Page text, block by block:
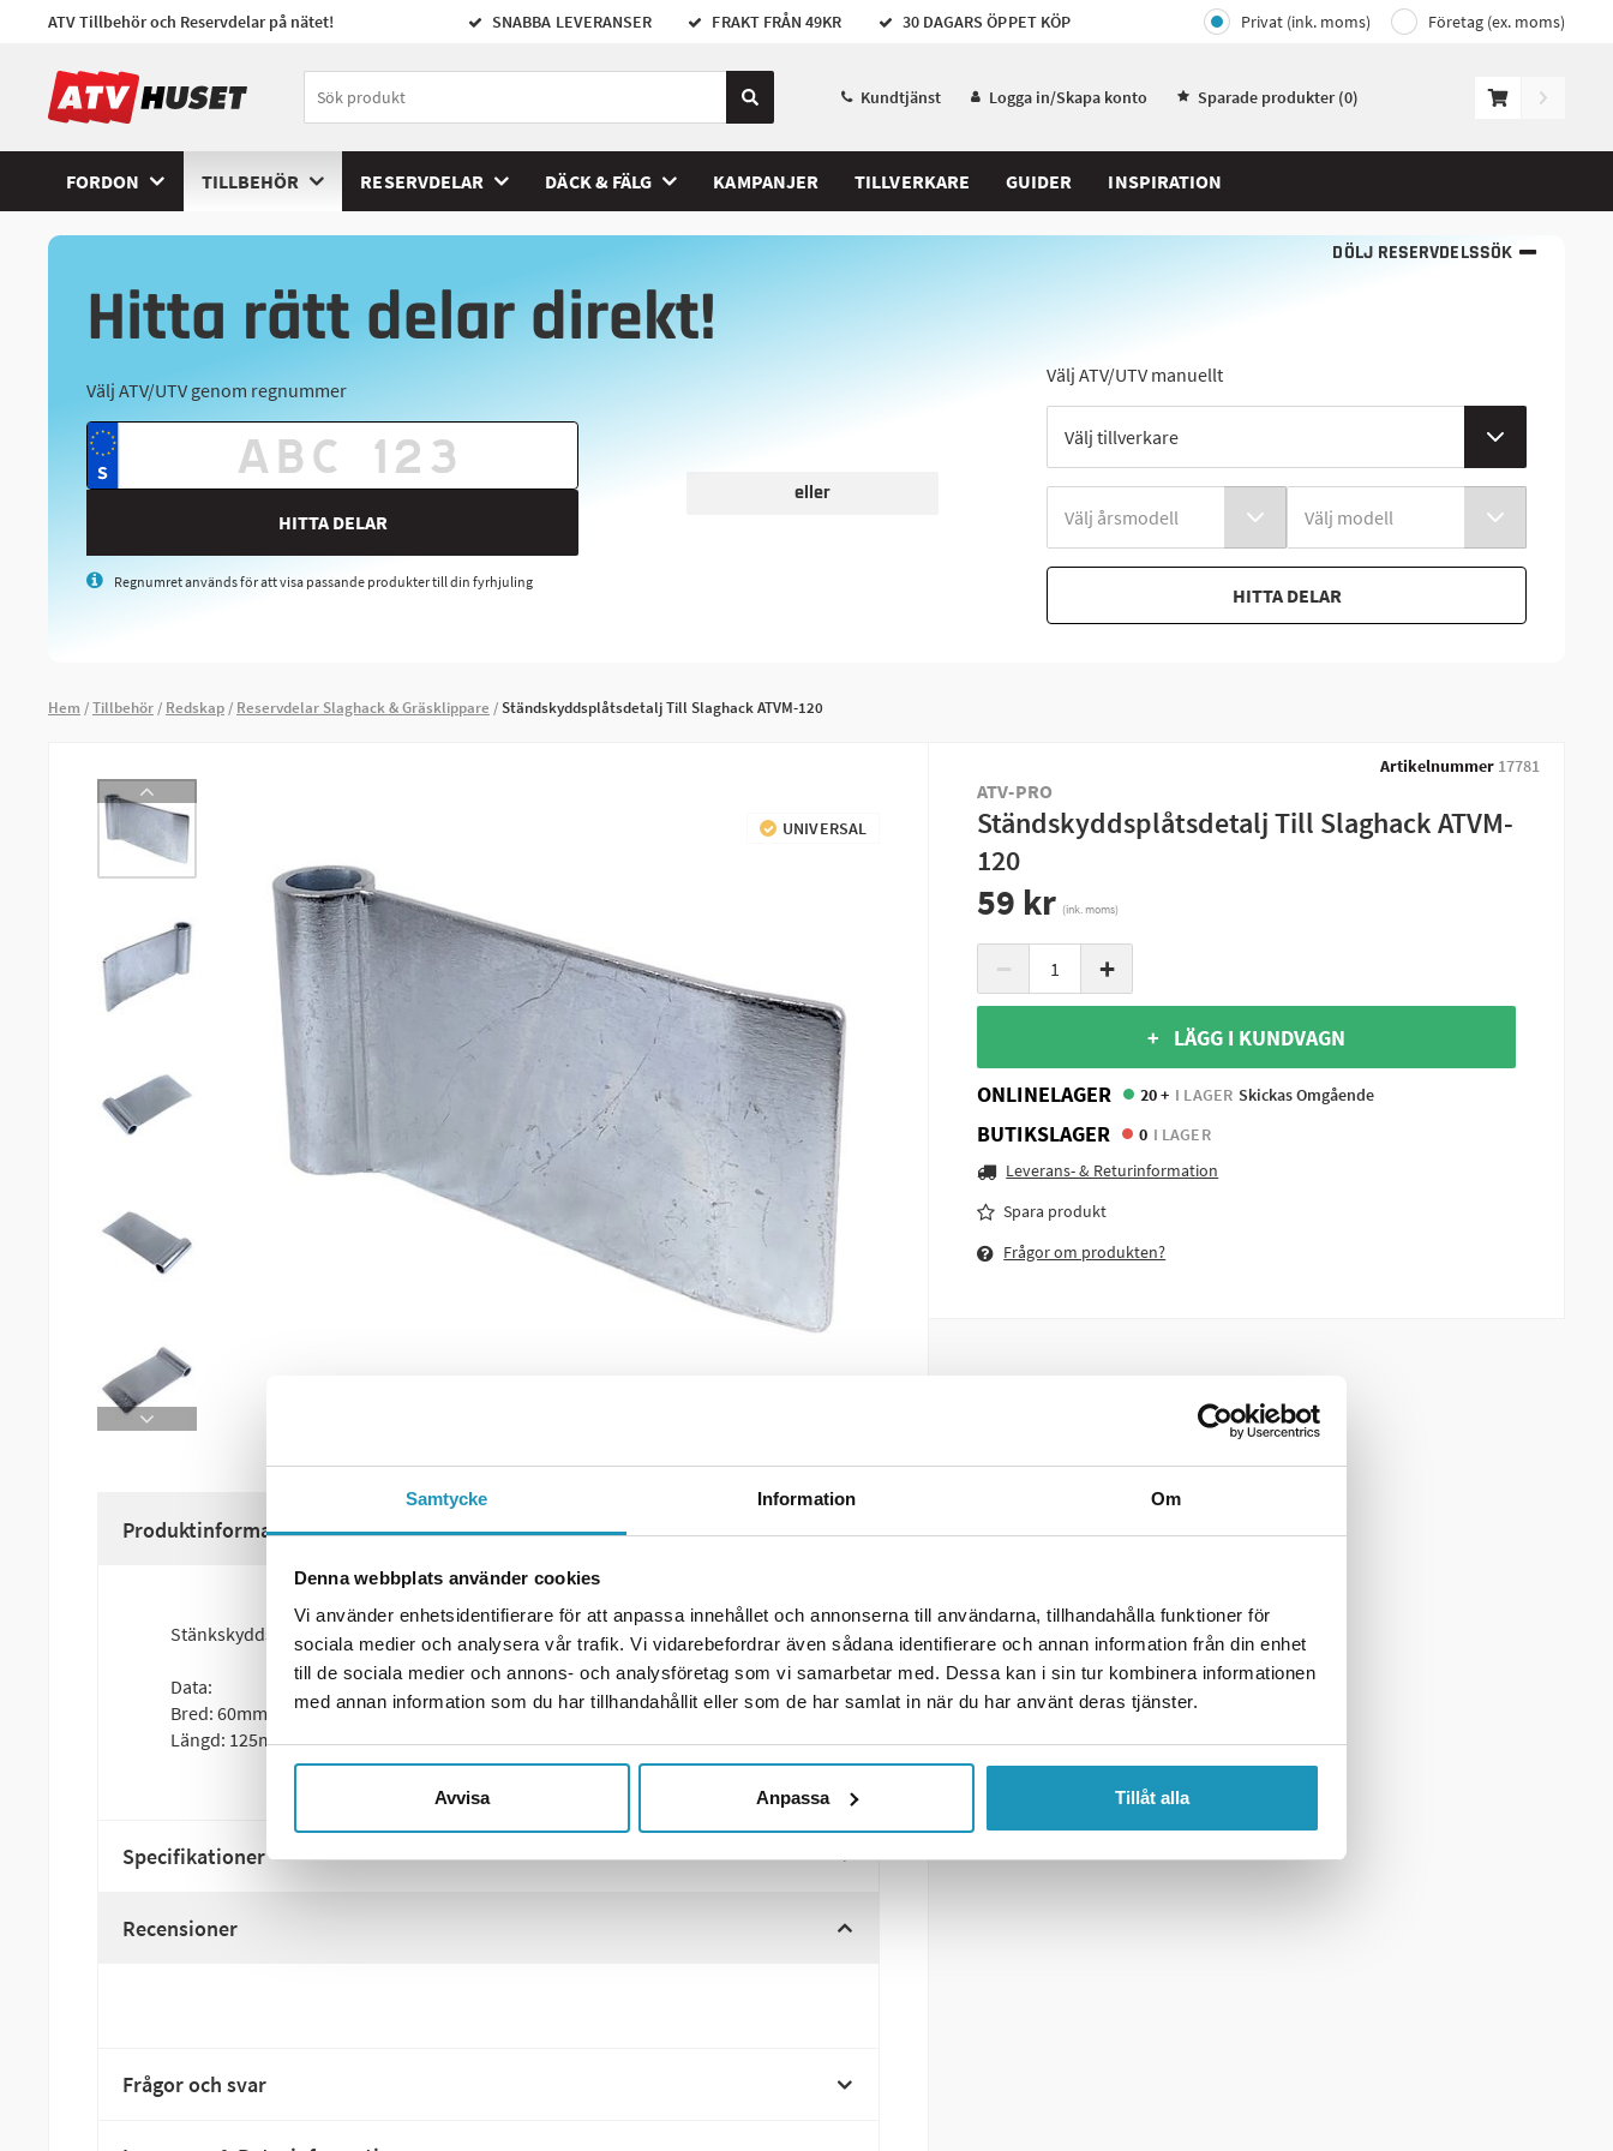
Samtycke Information Om
Denna webbplats använder cookies
Vi använder enhetsidentifierare för att anpassa innehållet och annonserna till användarna, tillhandahålla funktioner för
sociala medier och analysera vår trafik. Vi vidarebefordrar även sådana identifierare och annan information från din enhet
till de sociala medier och annons- och analysföretag som vi samarbetar med. Dessa kan i sin tur kombinera informationen
med annan information som du har tillhandahållit eller som de har samlat in när du har använt deras tjänster.
Avvisa Anpassa Tillåt alla
ATV Tillbehör och Reservdelar på nätet! SNABBA LEVERANSER FRAKT FRÅN 49KR 30 DAGARS ÖPPET KÖP Privat (ink. moms) Företag (ex. moms)
Kundtjänst Logga in/Skapa konto Sparade produkter (0)
FORDON TILLBEHÖR RESERVDELAR DÄCK & FÄLG KAMPANJER TILLVERKARE GUIDER INSPIRATION
DÖLJ RESERVDELSSÖK
Hitta rätt delar direkt!
Välj ATV/UTV genom regnummer
HITTA DELAR
Regnumret används för att visa passande produkter till din fyrhjuling
eller
Välj ATV/UTV manuellt
HITTA DELAR
Hem Tillbehör Redskap Reservdelar Slaghack & Gräsklippare Ständskyddsplåtsdetalj Till Slaghack ATVM-120
UNIVERSAL
Artikelnummer 17781
ATV-PRO
Ständskyddsplåtsdetalj Till Slaghack ATVM-
120
59 kr (ink. moms)
− +
+ LÄGG I KUNDVAGN
ONLINELAGER 20 + I LAGER Skickas Omgående
BUTIKSLAGER 0 I LAGER
Leverans- & Returinformation
Spara produkt
Frågor om produkten?
Produktinformation
Stänkskyddsplåtsdetalj till Slaghack ATVM-120 (art nr 3425).
Data:
Bred: 60mm
Längd: 125mm
Specifikationer
Recensioner
Frågor och svar